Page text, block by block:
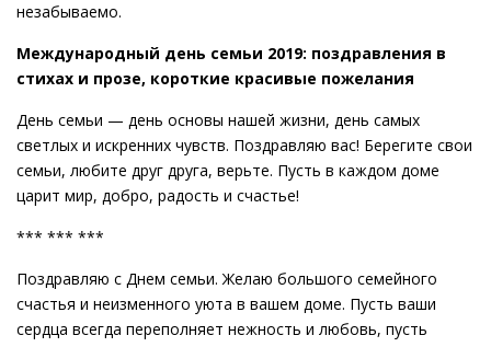
незабываемо.
Международный день семьи 2019: поздравления в
стихах и прозе, короткие красивые пожелания
День семьи — день основы нашей жизни, день самых
светлых и искренних чувств. Поздравляю вас! Берегите свои
семьи, любите друг друга, верьте. Пусть в каждом доме
царит мир, добро, радость и счастье!
*** *** ***
Поздравляю с Днем семьи. Желаю большого семейного
счастья и неизменного уюта в вашем доме. Пусть ваши
сердца всегда переполняет нежность и любовь, пусть